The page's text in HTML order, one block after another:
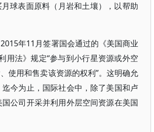
球表面原料（月岩和土壤），以帮助
年11月签署国会通过的《美国商业
用法》规定“参与到小行星资源或外空
使用和售卖该资源的权利”。这明确允
今为止，国际社会中，除了美国和卢
公司开采并利用外层空间资源在美国